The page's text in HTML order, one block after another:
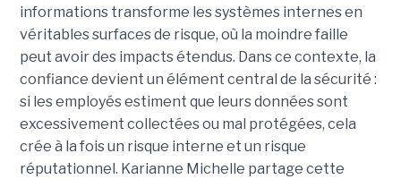
informations transforme les systèmes internes en
véritables surfaces de risque, où la moindre faille
peut avoir des impacts étendus. Dans ce contexte, la
confiance devient un élément central de la sécurité :
si les employés estiment que leurs données sont
excessivement collectées ou mal protégées, cela
crée à la fois un risque interne et un risque
réputationnel. Karianne Michelle partage cette